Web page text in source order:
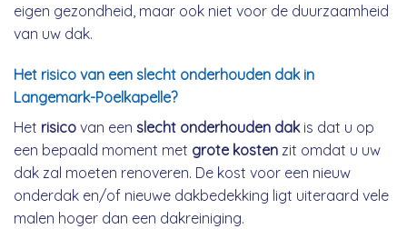
eigen gezondheid, maar ook niet voor de duurzaamheid
van uw dak.
Het risico van een slecht onderhouden dak in
Langemark-Poelkapelle?
Het risico van een slecht onderhouden dakis dat u op
een bepaald moment met grote kosten zit omdat u uw
dak zal moeten renoveren. De kost voor een nieuw
onderdak en/of nieuwe dakbedekking ligt uiteraard vele
malen hoger dan een dakreiniging.